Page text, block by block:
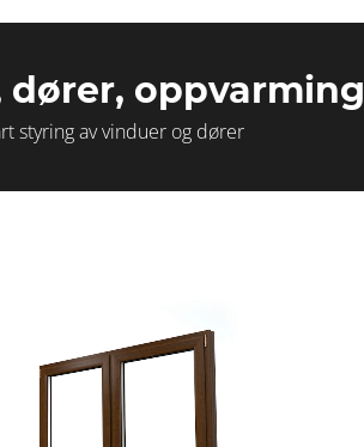
dører, oppvarming
styring av vinduer og dører